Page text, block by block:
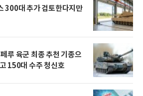
300대 추가 검토한다지만
루 육군 최종 추천 기종으
150대 수주 청신호